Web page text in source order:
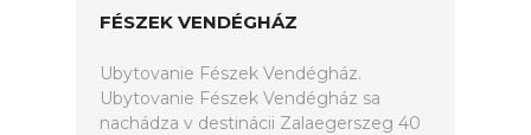
FÉSZEK VENDÉGHÁZ
Ubytovanie Fészek Vendégház.
Ubytovanie Fészek Vendégház sa
nachádza v destinácii Zalaegerszeg 40